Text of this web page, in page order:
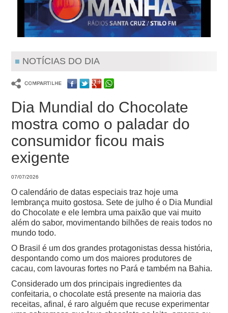
NOTÍCIAS DO DIA
Dia Mundial do Chocolate
mostra como o paladar do
consumidor ficou mais
exigente
07/07/2026
O calendário de datas especiais traz hoje uma
lembrança muito gostosa. Sete de julho é o Dia Mundial
do Chocolate e ele lembra uma paixão que vai muito
além do sabor, movimentando bilhões de reais todos no
mundo todo.
O Brasil é um dos grandes protagonistas dessa história,
despontando como um dos maiores produtores de
cacau, com lavouras fortes no Pará e também na Bahia.
Considerado um dos principais ingredientes da
confeitaria, o chocolate está presente na maioria das
receitas, afinal, é raro alguém que recuse experimentar